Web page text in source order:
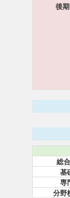
後期
総
基
専
分野